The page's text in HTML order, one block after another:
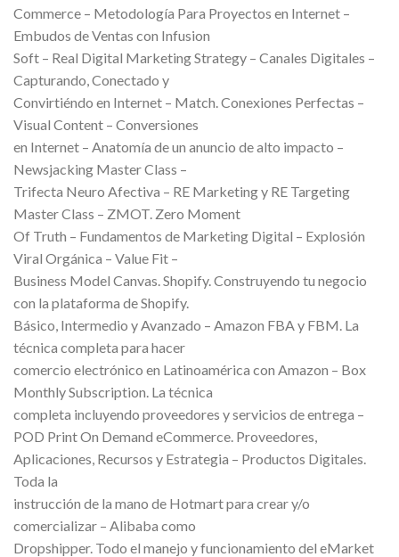
Commerce – Metodología Para Proyectos en Internet –
Embudos de Ventas con Infusion
Soft – Real Digital Marketing Strategy – Canales Digitales –
Capturando, Conectado y
Convirtiéndo en Internet – Match. Conexiones Perfectas –
Visual Content – Conversiones
en Internet – Anatomía de un anuncio de alto impacto –
Newsjacking Master Class –
Trifecta Neuro Afectiva – RE Marketing y RE Targeting
Master Class – ZMOT. Zero Moment
Of Truth – Fundamentos de Marketing Digital – Explosión
Viral Orgánica – Value Fit –
Business Model Canvas. Shopify. Construyendo tu negocio
con la plataforma de Shopify.
Básico, Intermedio y Avanzado – Amazon FBA y FBM. La
técnica completa para hacer
comercio electrónico en Latinoamérica con Amazon – Box
Monthly Subscription. La técnica
completa incluyendo proveedores y servicios de entrega –
POD Print On Demand eCommerce. Proveedores,
Aplicaciones, Recursos y Estrategia – Productos Digitales.
Toda la
instrucción de la mano de Hotmart para crear y/o
comercializar – Alibaba como
Dropshipper. Todo el manejo y funcionamiento del eMarket